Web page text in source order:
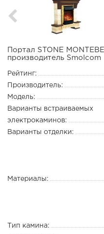
Портал STONE
производитель Smolcom
Рейтинг:
Производитель:
Модель:
Варианты встраиваемых
электрокаминов:
Варианты отделки:
Материалы:
Тип камина: